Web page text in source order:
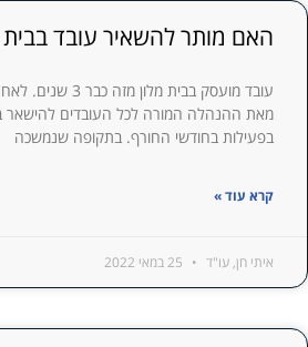
האם מותר להשאיר עובד
עובד מועסק בבית
מאת ההנהלה המורה לכל העובדים להישאר
בפעילות בחודשי החורף. בתקופה שנמשכה
קרא עוד »
איתי חן, עו"ד